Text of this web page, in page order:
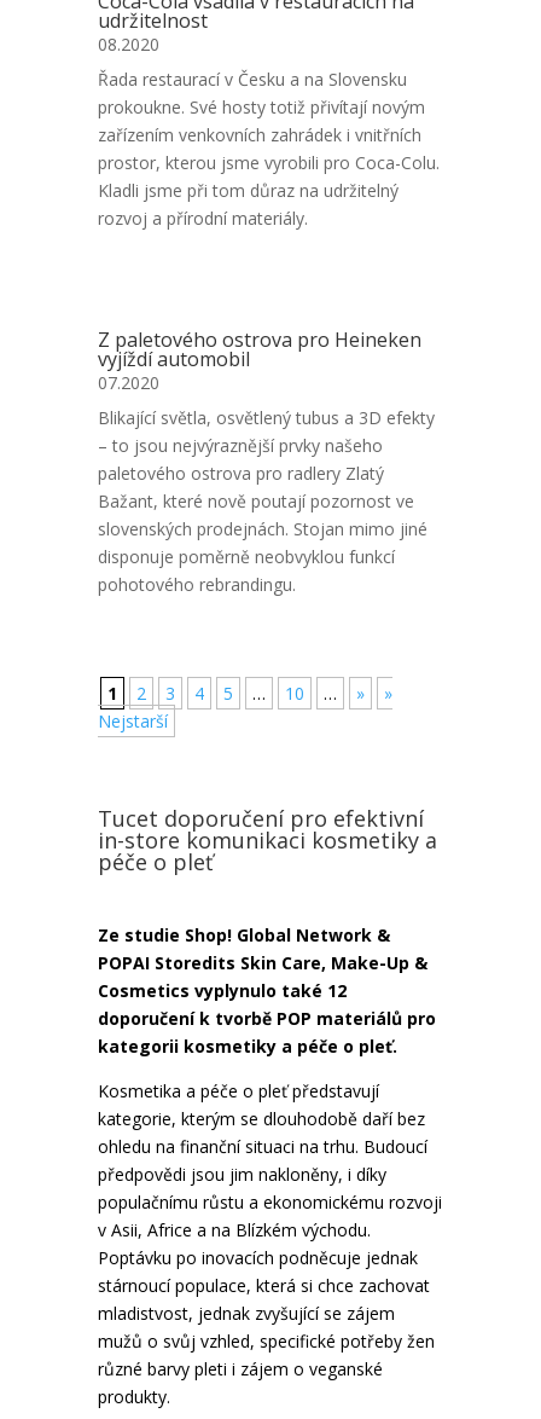
udržitelnost
08.2020
Řada restaurací v Česku a na Slovensku
prokoukne. Své hosty totiž přivítají novým
zařízením venkovních zahrádek i vnitřních
prostor, kterou jsme vyrobili pro Coca-Colu.
Kladli jsme při tom důraz na udržitelný
rozvoj a přírodní materiály.
Z paletového ostrova pro Heineken
vyjíždí automobil
07.2020
Blikající světla, osvětlený tubus a 3D efekty
– to jsou nejvýraznější prvky našeho
paletového ostrova pro radlery Zlatý
Bažant, které nově poutají pozornost ve
slovenských prodejnách. Stojan mimo jiné
disponuje poměrně neobvyklou funkcí
pohotového rebrandingu.
1 2 3 4 5 … 10 … »
»
Nejstarší
Tucet doporučení pro efektivní
in-store komunikaci kosmetiky a
péče o pleť
Ze studie Shop! Global Network &
POPAI Storedits Skin Care, Make-Up &
Cosmetics vyplynulo také 12
doporučení k tvorbě POP materiálů pro
kategorii kosmetiky a péče o pleť.
Kosmetika a péče o pleť představují
kategorie, kterým se dlouhodobě daří bez
ohledu na finanční situaci na trhu. Budoucí
předpovědi jsou jim nakloněny, i díky
populačnímu růstu a ekonomickému rozvoji
v Asii, Africe a na Blízkém východu.
Poptávku po inovacích podněcuje jednak
stárnoucí populace, která si chce zachovat
mladistvost, jednak zvyšující se zájem
mužů o svůj vzhled, specifické potřeby žen
různé barvy pleti i zájem o veganské
produkty.